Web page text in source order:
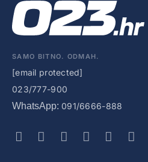
SAMO BITNO. ODMAH.
[email protected]
023/777-900
WhatsApp: 091/6666-888